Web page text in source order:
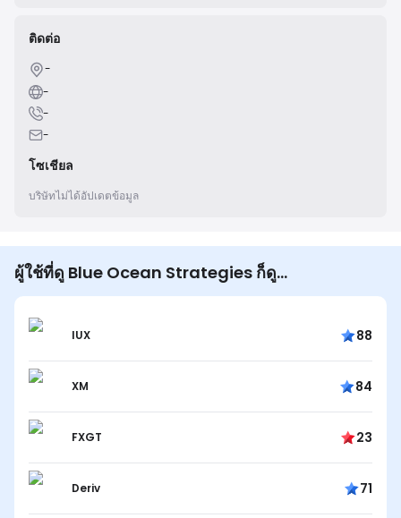
ติดต่อ
-
-
-
-
โซเชียล
บริษัทไม่ได้อัปเดตข้อมูล
ผู้ใช้ที่ดู Blue Ocean Strategies ก็ดู...
IUX 88
XM 84
FXGT 23
Deriv 71